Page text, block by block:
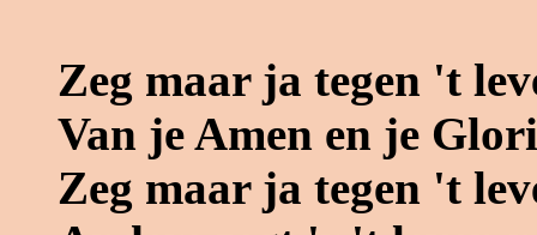
Zeg maar ja tegen 't
Van je Amen en je
Zeg maar ja tegen 't